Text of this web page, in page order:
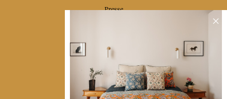
Presse
Collections
Déco & Linge de maison
Linge de table